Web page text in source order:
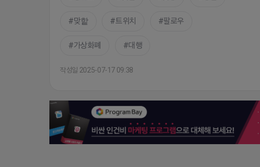
맞핱 트위치 팔로우
가상화폐 대행
작성일 2025-07-17 09:38